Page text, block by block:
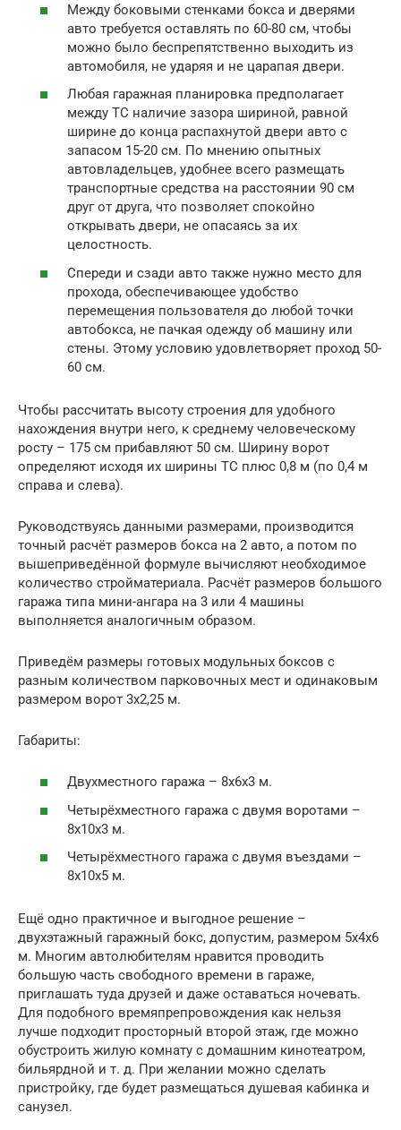
Между боковыми стенками бокса и дверями
авто требуется оставлять по 60-80 см, чтобы
можно было беспрепятственно выходить из
автомобиля, не ударяя и не царапая двери.
Любая гаражная планировка предполагает
между ТС наличие зазора шириной, равной
ширине до конца распахнутой двери авто с
запасом 15-20 см. По мнению опытных
автовладельцев, удобнее всего размещать
транспортные средства на расстоянии 90 см
друг от друга, что позволяет спокойно
открывать двери, не опасаясь за их
целостность.
Спереди и сзади авто также нужно место для
прохода, обеспечивающее удобство
перемещения пользователя до любой точки
автобокса, не пачкая одежду об машину или
стены. Этому условию удовлетворяет проход 50-
60 см.
Чтобы рассчитать высоту строения для удобного
нахождения внутри него, к среднему человеческому
росту – 175 см прибавляют 50 см. Ширину ворот
определяют исходя их ширины ТС плюс 0,8 м (по 0,4 м
справа и слева).
Руководствуясь данными размерами, производится
точный расчёт размеров бокса на 2 авто, а потом по
вышеприведённой формуле вычисляют необходимое
количество стройматериала. Расчёт размеров большого
гаража типа мини-ангара на 3 или 4 машины
выполняется аналогичным образом.
Приведём размеры готовых модульных боксов с
разным количеством парковочных мест и одинаковым
размером ворот 3х2,25 м.
Габариты:
Двухместного гаража – 8х6х3 м.
Четырёхместного гаража с двумя воротами –
8х10х3 м.
Четырёхместного гаража с двумя въездами –
8х10х5 м.
Ещё одно практичное и выгодное решение –
двухэтажный гаражный бокс, допустим, размером 5х4х6
м. Многим автолюбителям нравится проводить
большую часть свободного времени в гараже,
приглашать туда друзей и даже оставаться ночевать.
Для подобного времяпрепровождения как нельзя
лучше подходит просторный второй этаж, где можно
обустроить жилую комнату с домашним кинотеатром,
бильярдной и т. д. При желании можно сделать
пристройку, где будет размещаться душевая кабинка и
санузел.